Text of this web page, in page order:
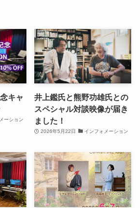
キャ
ーション
井上鑑氏と熊野功雄氏との
スペシャル対談映像が届き
ました！
2026年5月22日 インフォメーション